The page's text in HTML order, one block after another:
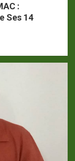
:
Ses 14